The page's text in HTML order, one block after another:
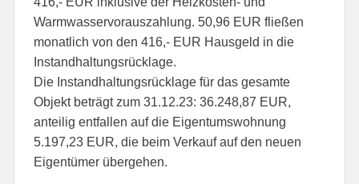
Warmwasservorauszahlung. 50,96 EUR fließen
monatlich von den 416,- EUR Hausgeld in die
Instandhaltungsrücklage.
Die Instandhaltungsrücklage für das gesamte
Objekt beträgt zum 31.12.23: 36.248,87 EUR,
anteilig entfallen auf die Eigentumswohnung
5.197,23 EUR, die beim Verkauf auf den neuen
Eigentümer übergehen.